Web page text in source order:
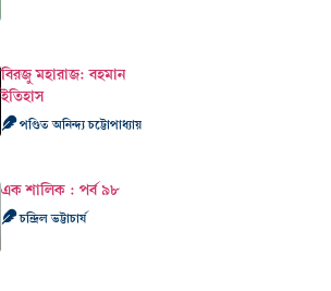
বিরজু মহারাজ: বহমান
ইতিহাস
পণ্ডিত অনিন্দ্য চট্টোপাধ্যায়
এক শালিক : পর্ব ৯৮
চন্দ্রিল ভট্টাচার্য